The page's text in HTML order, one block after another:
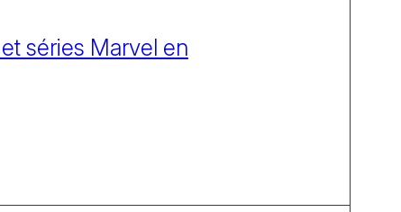
séries Marvel en